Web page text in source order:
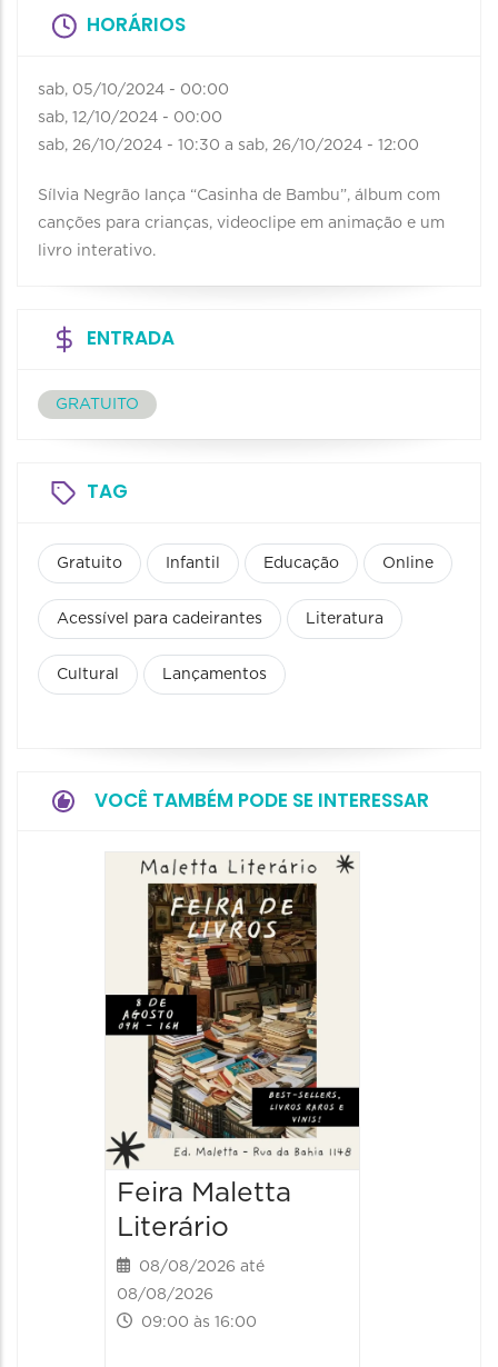
HORÁRIOS
sab, 05/10/2024 - 00:00
sab, 12/10/2024 - 00:00
sab, 26/10/2024 - 10:30 a sab, 26/10/2024 - 12:00
Sílvia Negrão lança “Casinha de Bambu”, álbum com
canções para crianças, videoclipe em animação e um
livro interativo.
ENTRADA
GRATUITO
TAG
Gratuito Infantil Educação Online
Acessível para cadeirantes Literatura
Cultural Lançamentos
VOCÊ TAMBÉM PODE SE INTERESSAR
Feira Maletta
Literário
08/08/2026 até
08/08/2026
09:00 às 16:00